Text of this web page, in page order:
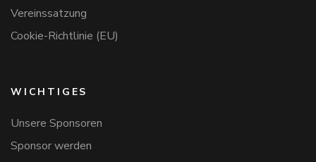
Vereinssatzung
Cookie-Richtlinie (EU)
WICHTIGES
Unsere Sponsoren
Sponsor werden